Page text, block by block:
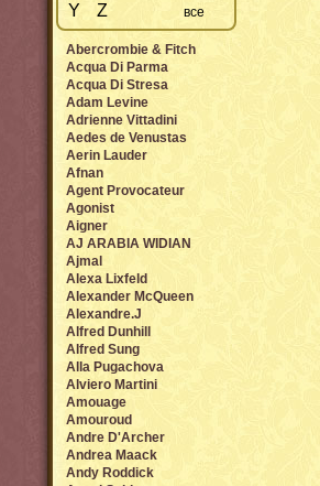
Y
Z все
Abercrombie & Fitch
Acqua Di Parma
Acqua Di Stresa
Adam Levine
Adrienne Vittadini
Aedes de Venustas
Aerin Lauder
Afnan
Agent Provocateur
Agonist
Aigner
AJ ARABIA WIDIAN
Ajmal
Alexa Lixfeld
Alexander McQueen
Alexandre.J
Alfred Dunhill
Alfred Sung
Alla Pugachova
Alviero Martini
Amouage
Amouroud
Andre D'Archer
Andrea Maack
Andy Roddick